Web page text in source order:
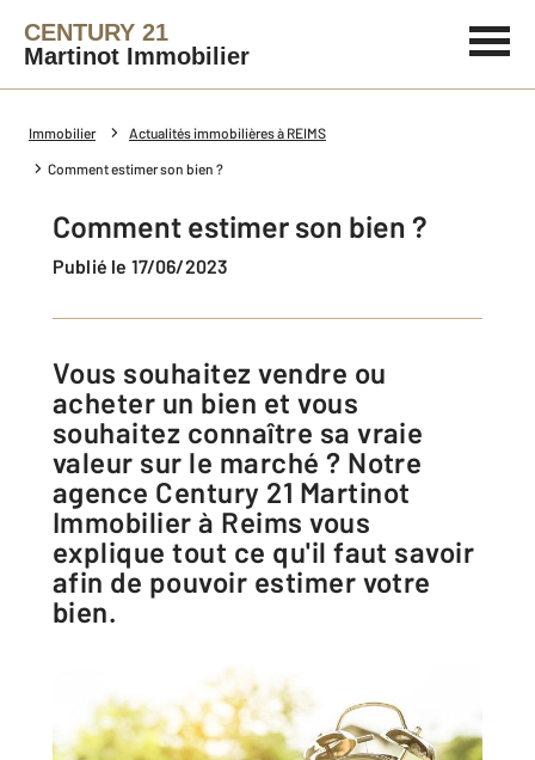
CENTURY 21
Martinot Immobilier
Immobilier Actualités immobilières à REIMS
Comment estimer son bien ?
Comment estimer son bien ?
Publié le 17/06/2023
Vous souhaitez vendre ou
acheter un bien et vous
souhaitez connaître sa vraie
valeur sur le marché ? Notre
agence Century 21 Martinot
Immobilier à Reims vous
explique tout ce qu'il faut savoir
afin de pouvoir estimer votre
bien.